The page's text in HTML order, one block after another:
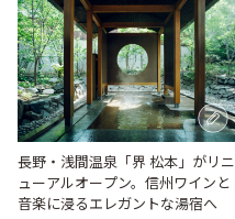
長野・浅間温泉「界 松本」がリニ
ューアルオープン。信州ワインと
音楽に浸るエレガントな湯宿へ